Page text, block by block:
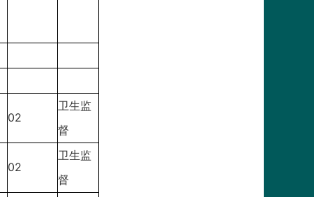
02
卫生监
督
02
卫生监
督